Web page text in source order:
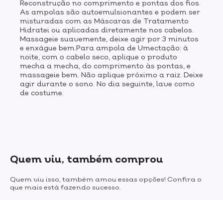
Reconstrução no comprimento e pontas dos fios.
As ampolas são autoemulsionantes e podem ser
misturadas com as Máscaras de Tratamento
Hidratei ou aplicadas diretamente nos cabelos.
Massageie suavemente, deixe agir por 3 minutos
e enxágue bem.Para ampola de Umectação: à
noite, com o cabelo seco, aplique o produto
mecha a mecha, do comprimento às pontas, e
massageie bem. Não aplique próximo a raiz. Deixe
agir durante o sono. No dia seguinte, lave como
de costume.
Quem viu, também comprou
Quem viu isso, também amou essas opções! Confira o
que mais está fazendo sucesso.